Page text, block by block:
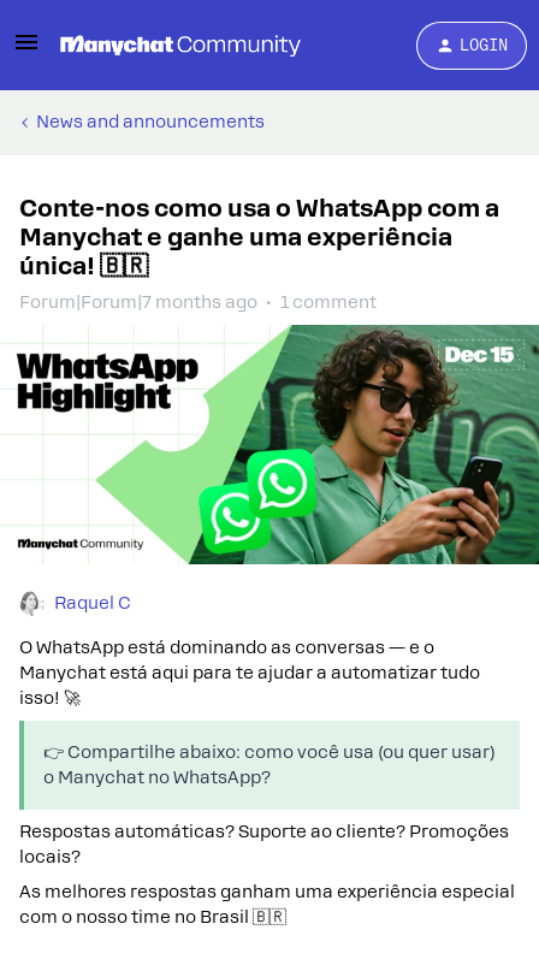
LOGIN
News and announcements
Conte-nos como usa o WhatsApp com a
Manychat e ganhe uma experiência
única! 🇧🇷
Forum|Forum|7 months ago 1 comment
Raquel C
O WhatsApp está dominando as conversas — e o
Manychat está aqui para te ajudar a automatizar tudo
isso! 🚀
👉 Compartilhe abaixo: como você usa (ou quer usar)
o Manychat no WhatsApp?
Respostas automáticas? Suporte ao cliente? Promoções
locais?
As melhores respostas ganham uma experiência especial
com o nosso time no Brasil 🇧🇷